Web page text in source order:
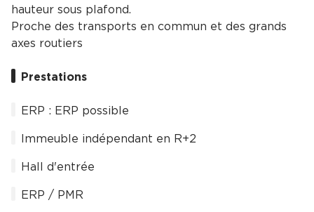
hauteur sous plafond.
Proche des transports en commun et des grands
axes routiers
Prestations
ERP : ERP possible
Immeuble indépendant en R+2
Hall d'entrée
ERP / PMR